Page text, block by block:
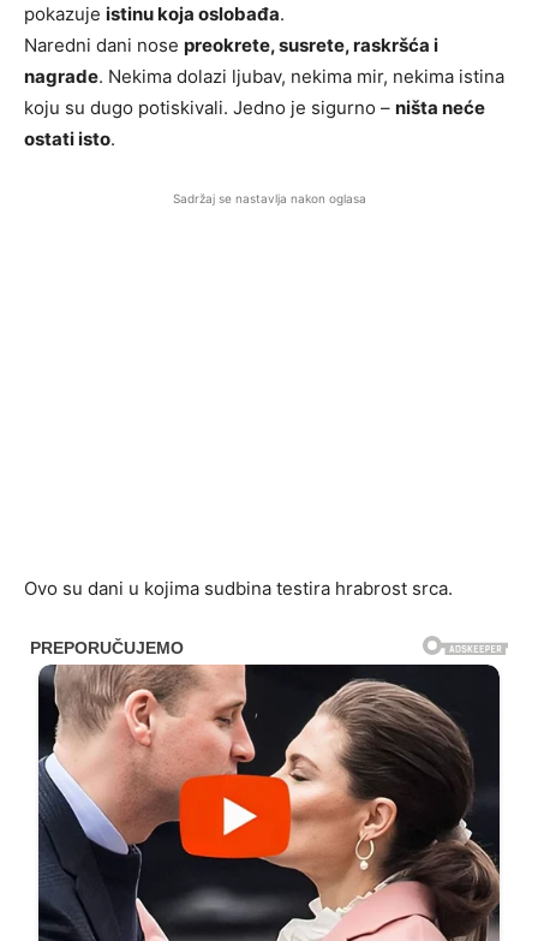
pokazuje istinu koja oslobađa.
Naredni dani nose preokrete, susrete, raskršća i
nagrade. Nekima dolazi ljubav, nekima mir, nekima istina
koju su dugo potiskivali. Jedno je sigurno – ništa neće
ostati isto.
Sadržaj se nastavlja nakon oglasa
Ovo su dani u kojima sudbina testira hrabrost srca.